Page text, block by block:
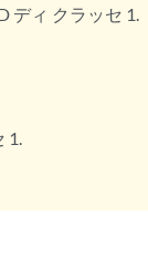
ディ クラッセ 1.
1.